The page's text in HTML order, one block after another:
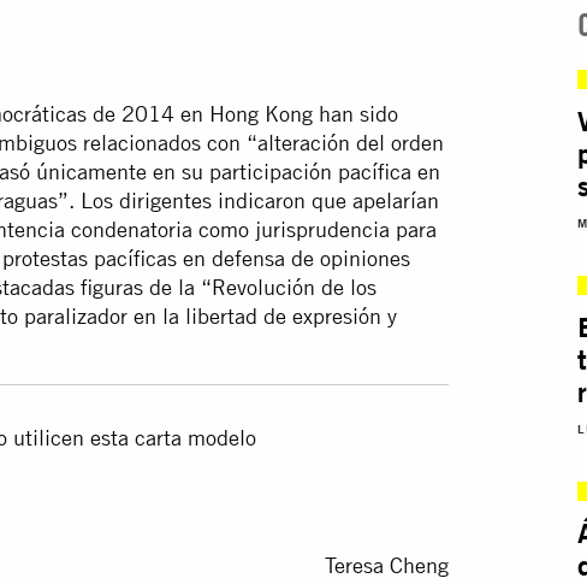
de 2014 en Hong Kong han sido
relacionados con “alteración del orden
únicamente en su participación pacífica en
Los dirigentes indicaron que apelarían
condenatoria como jurisprudencia para
pacíficas en defensa de opiniones
figuras de la “Revolución de los
paralizador en la libertad de expresión y
utilicen esta carta modelo
Teresa Cheng